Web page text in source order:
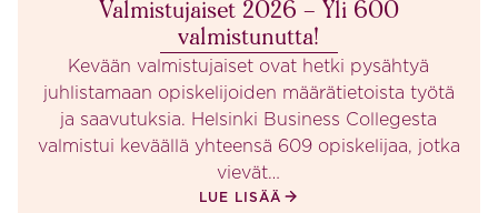
Valmistujaiset 2026 – Yli 600
valmistunutta!
Kevään valmistujaiset ovat hetki pysähtyä
juhlistamaan opiskelijoiden määrätietoista työtä
ja saavutuksia. Helsinki Business Collegesta
valmistui keväällä yhteensä 609 opiskelijaa, jotka
vievät…
LUE LISÄÄ